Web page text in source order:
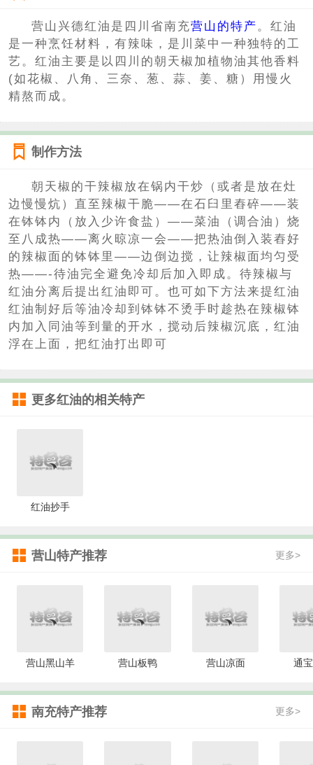
营山兴德红油是四川省南充营山的特产。红油
是一种烹饪材料，有辣味，是川菜中一种独特的工
艺。红油主要是以四川的朝天椒加植物油其他香料
(如花椒、八角、三奈、葱、蒜、姜、糖）用慢火
精熬而成。
制作方法
朝天椒的干辣椒放在锅内干炒（或者是放在灶
边慢慢炕）直至辣椒干脆——在石臼里舂碎——装
在钵钵内（放入少许食盐）——菜油（调合油）烧
至八成热——离火晾凉一会——把热油倒入装舂好
的辣椒面的钵钵里——边倒边搅，让辣椒面均匀受
热——-待油完全避免冷却后加入即成。待辣椒与
红油分离后提出红油即可。也可如下方法来提红油
红油制好后等油冷却到钵钵不烫手时趁热在辣椒钵
内加入同油等到量的开水，搅动后辣椒沉底，红油
浮在上面，把红油打出即可
更多红油的相关特产
红油抄手
营山特产推荐 更多>
营山黑山羊 营山板鸭 营山凉面 通
南充特产推荐 更多>